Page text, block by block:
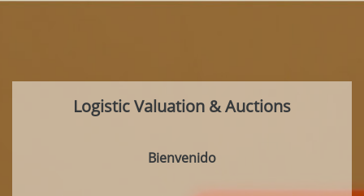
Logistic Valuation & Auctions
Bienvenido